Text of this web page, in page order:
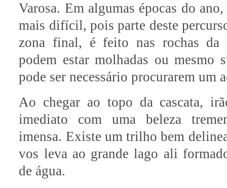
Varosa. Em algumas épocas do
mais difícil, pois parte deste
zona final, é feito nas rochas da
podem estar molhadas ou mesmo
pode ser necessário procurarem um
Ao chegar ao topo da cascata,
imediato com uma beleza
imensa. Existe um trilho bem
vos leva ao grande lago ali
de água.